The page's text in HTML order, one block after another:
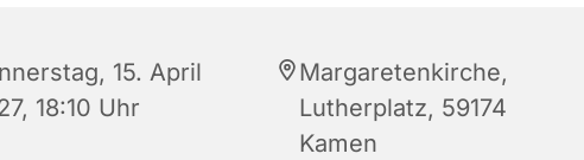
15. April
18:10 Uhr
Margaretenkirche,
Lutherplatz, 59174
Kamen